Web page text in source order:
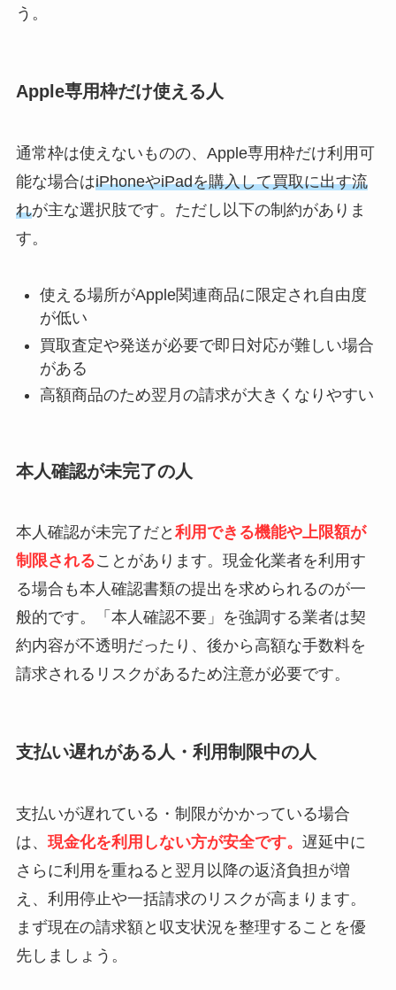
う。
Apple専用枠だけ使える人
通常枠は使えないものの、Apple専用枠だけ利用可
能な場合はiPhoneやiPadを購入して買取に出す流
れが主な選択肢です。ただし以下の制約がありま
す。
使える場所がApple関連商品に限定され自由度
が低い
買取査定や発送が必要で即日対応が難しい場合
がある
高額商品のため翌月の請求が大きくなりやすい
本人確認が未完了の人
本人確認が未完了だと 利用できる機能や上限額が
制限されることがあります。現金化業者を利用す
る場合も本人確認書類の提出を求められるのが一
般的です。「本人確認不要」を強調する業者は契
約内容が不透明だったり、後から高額な手数料を
請求されるリスクがあるため注意が必要です。
支払い遅れがある人・利用制限中の人
支払いが遅れている・制限がかかっている場合
は、 現金化を利用しない方が安全です。 遅延中に
さらに利用を重ねると翌月以降の返済負担が増
え、利用停止や一括請求のリスクが高まります。
まず現在の請求額と収支状況を整理することを優
先しましょう。